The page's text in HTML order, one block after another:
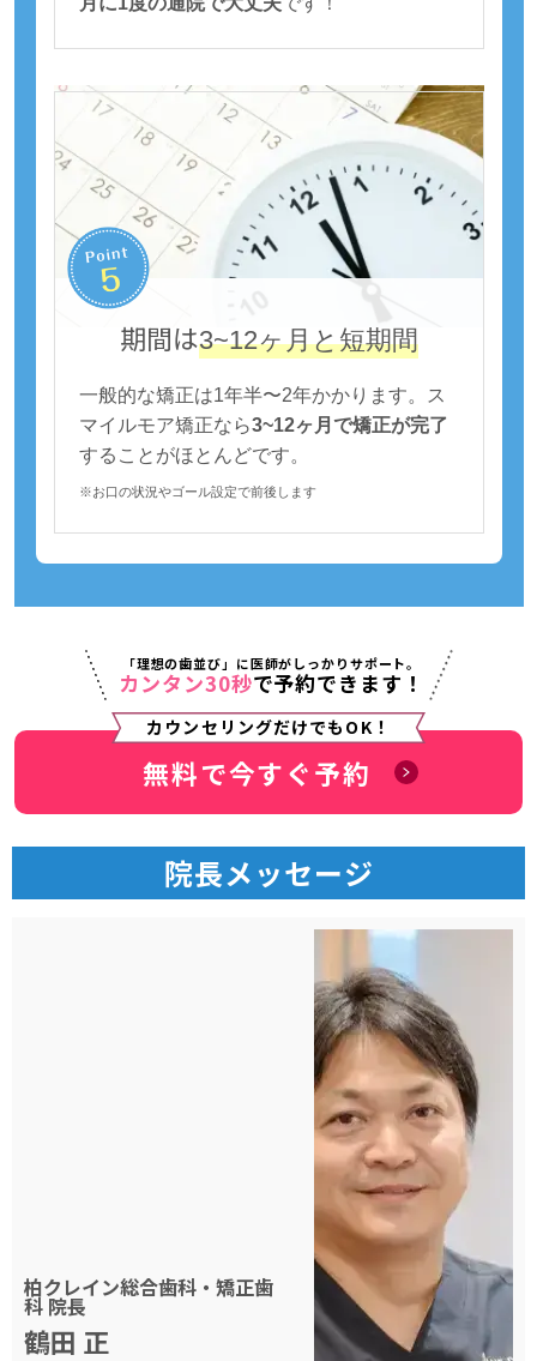
期間は3~12ヶ月と短期間
一般的な矯正は1年半〜2年かかります。ス
マイルモア矯正なら3~12ヶ月で矯正が完了
することがほとんどです。
※お口の状況やゴール設定で前後します
「理想の歯並び」に医師がしっかりサポート。
カンタン30秒で予約できます！
カウンセリングだけでもOK！
無料で今すぐ予約
院長メッセージ
柏クレイン総合歯科・矯正歯
科院長
鶴田 正